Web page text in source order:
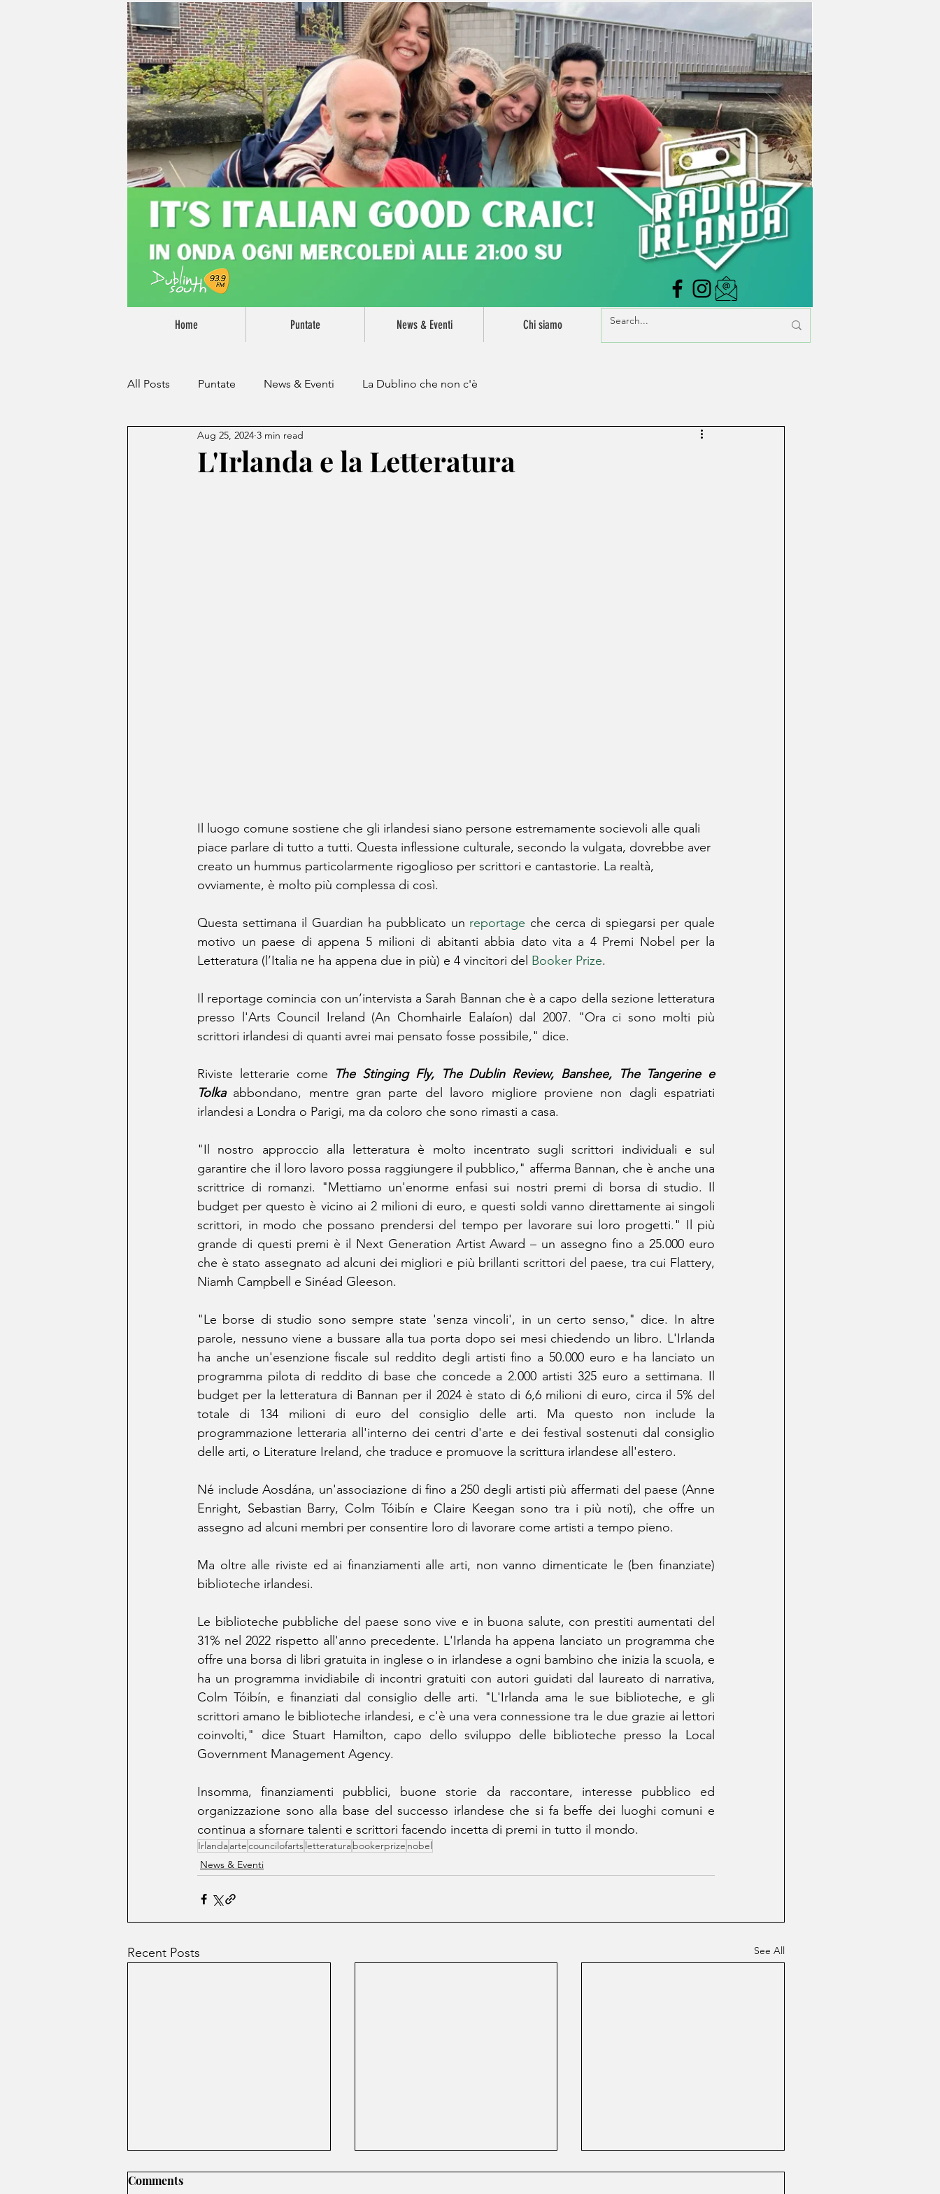
Home Puntate News & Eventi Chi siamo
All Posts Puntate News & Eventi La Dublino che non c'è
L'Irlanda e la Letteratura
Aug 25, 2024 3 min read
Il luogo comune sostiene che gli irlandesi siano persone estremamente socievoli alle quali
piace parlare di tutto a tutti. Questa inflessione culturale, secondo la vulgata, dovrebbe aver
creato un hummus particolarmente rigoglioso per scrittori e cantastorie. La realtà,
ovviamente, è molto più complessa di così.
Questa settimana il Guardian ha pubblicato un reportage che cerca di spiegarsi per quale
motivo un paese di appena 5 milioni di abitanti abbia dato vita a 4 Premi Nobel per la
Letteratura (l’Italia ne ha appena due in più) e 4 vincitori del Booker Prize.
Il reportage comincia con un’intervista a Sarah Bannan che è a capo della sezione letteratura
presso l'Arts Council Ireland (An Chomhairle Ealaíon) dal 2007. "Ora ci sono molti più
scrittori irlandesi di quanti avrei mai pensato fosse possibile," dice.
Riviste letterarie come The Stinging Fly, The Dublin Review, Banshee, The Tangerine e
Tolka abbondano, mentre gran parte del lavoro migliore proviene non dagli espatriati
irlandesi a Londra o Parigi, ma da coloro che sono rimasti a casa.
"Il nostro approccio alla letteratura è molto incentrato sugli scrittori individuali e sul
garantire che il loro lavoro possa raggiungere il pubblico," afferma Bannan, che è anche una
scrittrice di romanzi. "Mettiamo un'enorme enfasi sui nostri premi di borsa di studio. Il
budget per questo è vicino ai 2 milioni di euro, e questi soldi vanno direttamente ai singoli
scrittori, in modo che possano prendersi del tempo per lavorare sui loro progetti." Il più
grande di questi premi è il Next Generation Artist Award – un assegno fino a 25.000 euro
che è stato assegnato ad alcuni dei migliori e più brillanti scrittori del paese, tra cui Flattery,
Niamh Campbell e Sinéad Gleeson.
"Le borse di studio sono sempre state 'senza vincoli', in un certo senso," dice. In altre
parole, nessuno viene a bussare alla tua porta dopo sei mesi chiedendo un libro. L'Irlanda
ha anche un'esenzione fiscale sul reddito degli artisti fino a 50.000 euro e ha lanciato un
programma pilota di reddito di base che concede a 2.000 artisti 325 euro a settimana. Il
budget per la letteratura di Bannan per il 2024 è stato di 6,6 milioni di euro, circa il 5% del
totale di 134 milioni di euro del consiglio delle arti. Ma questo non include la
programmazione letteraria all'interno dei centri d'arte e dei festival sostenuti dal consiglio
delle arti, o Literature Ireland, che traduce e promuove la scrittura irlandese all'estero.
Né include Aosdána, un'associazione di fino a 250 degli artisti più affermati del paese (Anne
Enright, Sebastian Barry, Colm Tóibín e Claire Keegan sono tra i più noti), che offre un
assegno ad alcuni membri per consentire loro di lavorare come artisti a tempo pieno.
Ma oltre alle riviste ed ai finanziamenti alle arti, non vanno dimenticate le (ben finanziate)
biblioteche irlandesi.
Le biblioteche pubbliche del paese sono vive e in buona salute, con prestiti aumentati del
31% nel 2022 rispetto all'anno precedente. L'Irlanda ha appena lanciato un programma che
offre una borsa di libri gratuita in inglese o in irlandese a ogni bambino che inizia la scuola, e
ha un programma invidiabile di incontri gratuiti con autori guidati dal laureato di narrativa,
Colm Tóibín, e finanziati dal consiglio delle arti. "L'Irlanda ama le sue biblioteche, e gli
scrittori amano le biblioteche irlandesi, e c'è una vera connessione tra le due grazie ai lettori
coinvolti," dice Stuart Hamilton, capo dello sviluppo delle biblioteche presso la Local
Government Management Agency.
Insomma, finanziamenti pubblici, buone storie da raccontare, interesse pubblico ed
organizzazione sono alla base del successo irlandese che si fa beffe dei luoghi comuni e
continua a sfornare talenti e scrittori facendo incetta di premi in tutto il mondo.
Irlandaartecouncilofarts letteraturabookerprize nobel
News & Eventi
Recent Posts See All
Comments